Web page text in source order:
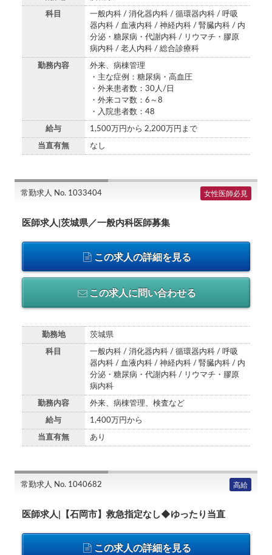
科目
一般内科 / 消化器内科 / 循環器内科 / 呼吸
器内科 / 血液内科 / 神経内科 / 腎臓内科 / 内
分泌・糖尿病・代謝内科 / リウマチ・膠原
病内科 / 老人内科 / 総合診療科
勤務内容
外来、病棟管理
・主な症例：糖尿病・高血圧
・外来患者数：30人/日
・外来コマ数：6～8
・入院患者数：48
給与 1,500万円から 2,200万円まで
当直有無 なし
常勤求人 No. 1033404 女性医師必見
医師求人|茨城県／一般内科医師募集
この求人の詳細を見る
この求人に問い合わせる
勤務地 茨城県
科目
一般内科 / 消化器内科 / 循環器内科 / 呼吸
器内科 / 血液内科 / 神経内科 / 腎臓内科 / 内
分泌・糖尿病・代謝内科 / リウマチ・膠原
病内科
勤務内容 外来、病棟管理、検査など
給与 1,400万円から
当直有無 あり
常勤求人 No. 1040682 高給
医師求人|【石岡市】救急指定なし◆ゆったり当直
この求人の詳細を見る